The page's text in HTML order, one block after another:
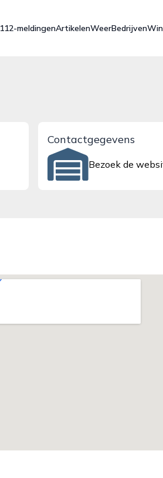
112-meldingenArtikelenWeerBedrijven
Contactgegevens
Bezoek de